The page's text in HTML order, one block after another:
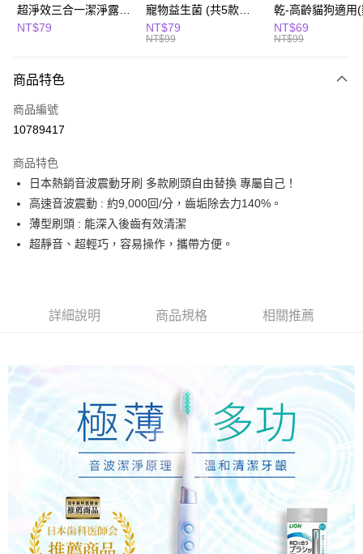
全盈+PAY
「Hami Point」為中華電信所提供之點數服務，可於會員專區綁定中華電信
運送方式
全家取貨付款
付款後全家取貨
每筆NT$80，滿NT$799(含以上)免運費
每筆NT$80，滿NT$799(含以上)免運費
付款後7-11取貨
每筆NT$80，滿NT$799(含以上)免運費
每筆NT$100，滿NT$799(含以上)免運費
超淨效三合一潔淨露
200ml(濃郁麝香)
NT$79
寵物益生菌 (共5款可
選) 1.5gx2包/盒、
2gx2包/盒
NT$79
NT$99
乾-高齡貓狗適用
10g/櫻桃鴨肉8g)
NT$69
NT$99
商品特色
商品編號
10789417
商品特色
日本熱銷音波震動牙刷 多款刷頭自由替換 專屬自己！
高速音波震動 : 約9,000回/分，齒垢除去力140%。
薄型刷頭 : 能深入後齒有效清潔
超靜音、超輕巧，容易操作，攜帶方便。
詳細說明 商品規格 相關推薦